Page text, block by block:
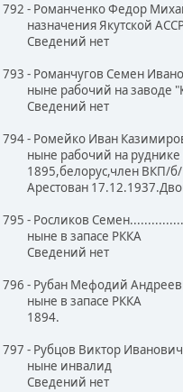
792 - Романченко Федор
назначения Якутской
Сведений нет
793 - Романчугов Семен
ныне рабочий на заводе
Сведений нет
794 - Ромейко Иван
ныне рабочий на руднике
1895,белорус,член ВКП/б/
Арестован
795 - Росликов
ныне в запасе РККА
Сведений нет
796 - Рубан Мефодий
ныне в запасе РККА
1894.
797 - Рубцов Виктор
ныне инвалид
Сведений нет